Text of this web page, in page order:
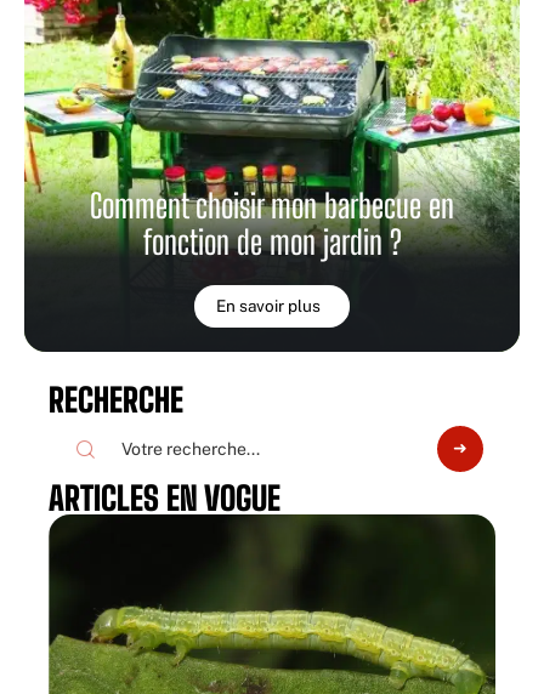
Comment choisir mon barbecue en
fonction de mon jardin ?
En savoir plus
RECHERCHE
ARTICLES EN VOGUE